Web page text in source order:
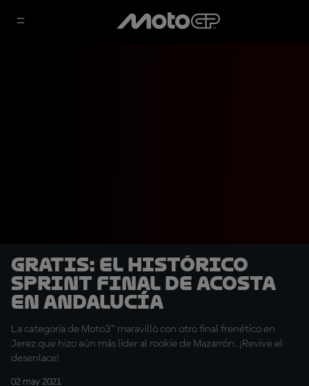
GRATIS: El histórico
sprint final de Acosta
en Andalucía
La categoría de Moto3™ maravilló con otro final frenético en
Jerez que hizo aún más líder al rookie de Mazarrón. ¡Revive el
desenlace!
02 may 2021